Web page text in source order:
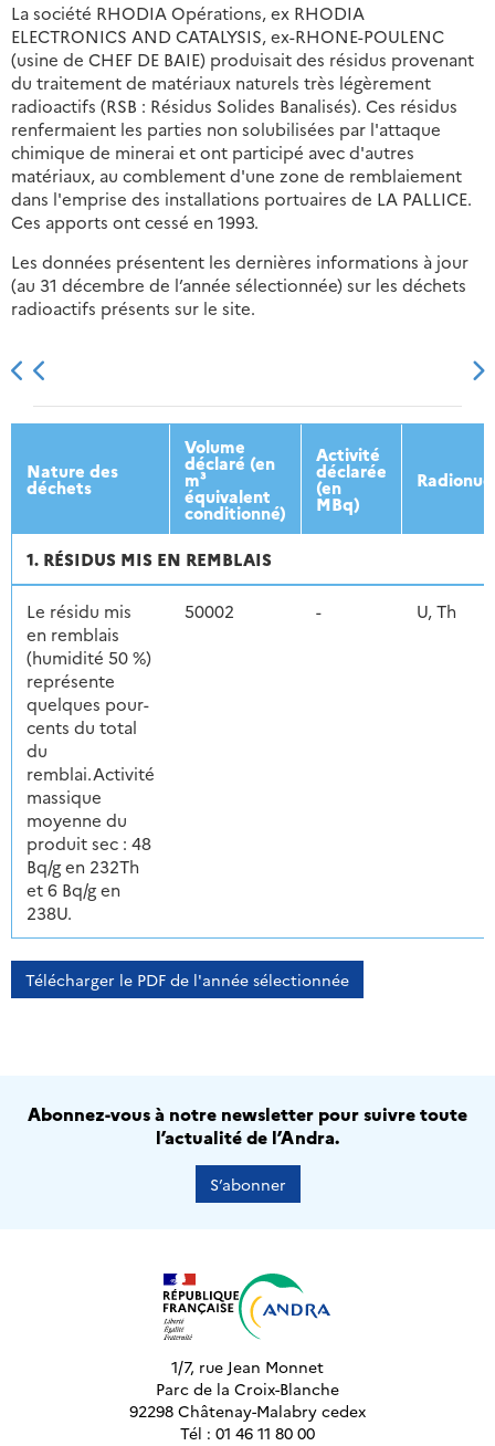
La société RHODIA Opérations, ex RHODIA
ELECTRONICS AND CATALYSIS, ex-RHONE-POULENC
(usine de CHEF DE BAIE) produisait des résidus provenant
du traitement de matériaux naturels très légèrement
radioactifs (RSB : Résidus Solides Banalisés). Ces résidus
renfermaient les parties non solubilisées par l'attaque
chimique de minerai et ont participé avec d'autres
matériaux, au comblement d'une zone de remblaiement
dans l'emprise des installations portuaires de LA PALLICE.
Ces apports ont cessé en 1993.
Les données présentent les dernières informations à jour
(au 31 décembre de l’année sélectionnée) sur les déchets
radioactifs présents sur le site.
2013 2014 2015 2016
Nature des
déchets
Volume
déclaré (en
m³
équivalent
conditionné)
Activité
déclarée
(en
MBq)
1. RÉSIDUS MIS EN REMBLAIS
Le résidu mis
en remblais
(humidité 50 %)
représente
quelques pour-
cents du total
du
remblai.Activité
massique
moyenne du
produit sec : 48
Bq/g en 232Th
et 6 Bq/g en
238U.
50002 - U, Th
Télécharger le PDF de l'année sélectionnée
Abonnez-vous à notre newsletter pour suivre toute
l’actualité de l’Andra.
S’abonner
1/7, rue Jean Monnet
Parc de la Croix-Blanche
92298 Châtenay-Malabry cedex
Tél : 01 46 11 80 00